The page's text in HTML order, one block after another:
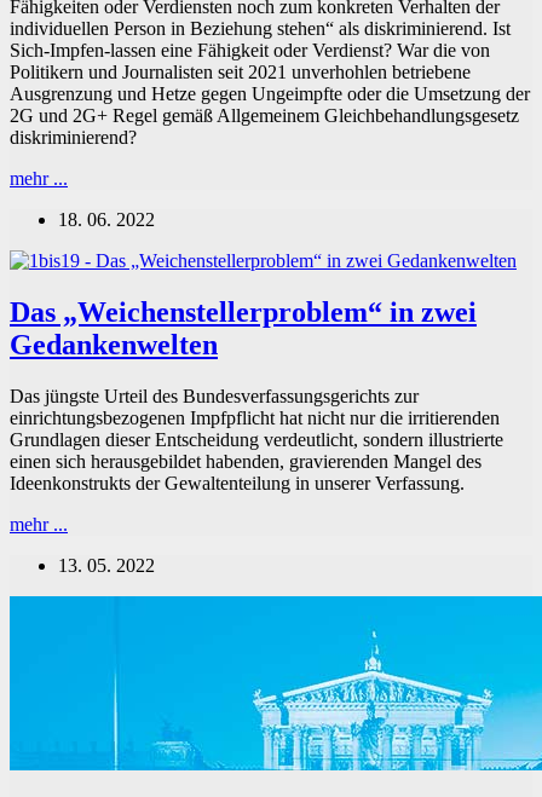
Fähigkeiten oder Verdiensten noch zum konkreten Verhalten der
individuellen Person in Beziehung stehen“ als diskriminierend. Ist
Sich-Impfen-lassen eine Fähigkeit oder Verdienst? War die von
Politikern und Journalisten seit 2021 unverhohlen betriebene
Ausgrenzung und Hetze gegen Ungeimpfte oder die Umsetzung der
2G und 2G+ Regel gemäß Allgemeinem Gleichbehandlungsgesetz
diskriminierend?
mehr ...
Gleichbehandlungsgesetz
zum
zusammenstellen
18. 06. 2022
Das „Weichenstellerproblem“ in zwei
Gedankenwelten
Das jüngste Urteil des Bundesverfassungsgerichts zur
einrichtungsbezogenen Impfpflicht hat nicht nur die irritierenden
Grundlagen dieser Entscheidung verdeutlicht, sondern illustrierte
einen sich herausgebildet habenden, gravierenden Mangel des
Ideenkonstrukts der Gewaltenteilung in unserer Verfassung.
mehr ...
in
13. 05. 2022